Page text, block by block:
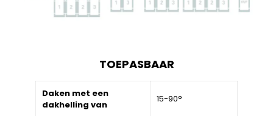
TOEPASBAAR
Daken met een
dakhelling van
15-90°